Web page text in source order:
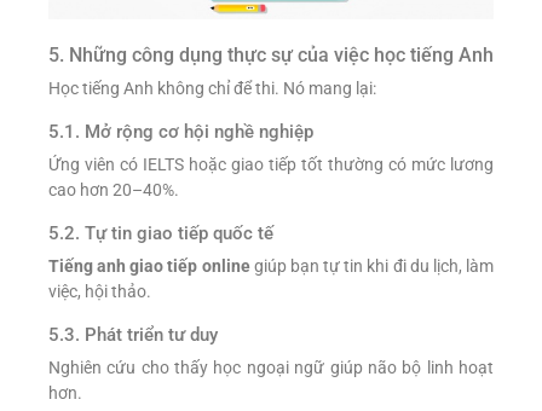
5. Những công dụng thực sự của việc học tiếng Anh
Học tiếng Anh không chỉ để thi. Nó mang lại:
5.1. Mở rộng cơ hội nghề nghiệp
Ứng viên có IELTS hoặc giao tiếp tốt thường có mức lương
cao hơn 20–40%.
5.2. Tự tin giao tiếp quốc tế
Tiếng anh giao tiếp onlinegiúp bạn tự tin khi đi du lịch, làm
việc, hội thảo.
5.3. Phát triển tư duy
Nghiên cứu cho thấy học ngoại ngữ giúp não bộ linh hoạt
hơn.